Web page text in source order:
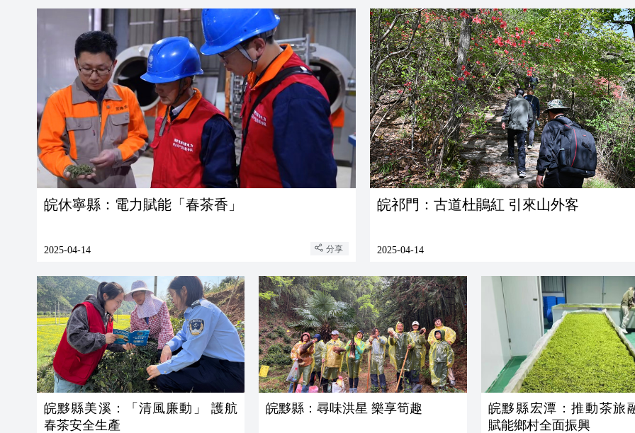
皖休寧縣：電力賦能「春茶香」
2025-04-14 分享
皖祁門：古道杜鵑紅 引來山外客
2025-04-14
皖黟縣美溪：「清風廉動」 護航
春茶安全生產
皖黟縣：尋味洪星 樂享筍趣
皖黟縣宏潭：推動茶旅
賦能鄉村全面振興